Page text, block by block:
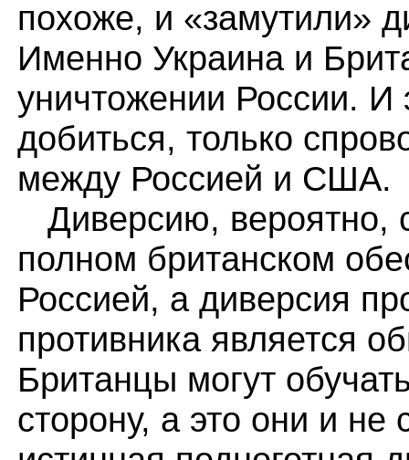
похоже, и «замутили»
Именно Украина и
уничтожении России. И
добиться, только
между Россией и США.
Диверсию, вероятно,
полном британском
Россией, а диверсия
противника является
Британцы могут
сторону, а это они и не